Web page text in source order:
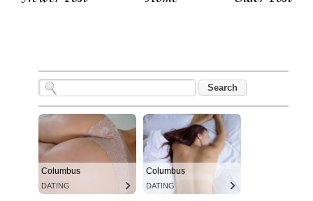
Columbus
DATING
Columbus
DATING